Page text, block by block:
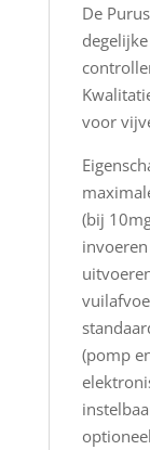
De
voor
(bij
(pomp